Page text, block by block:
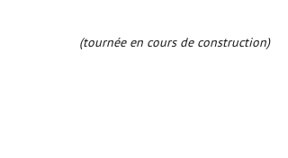
(tournée en cours de construction)​